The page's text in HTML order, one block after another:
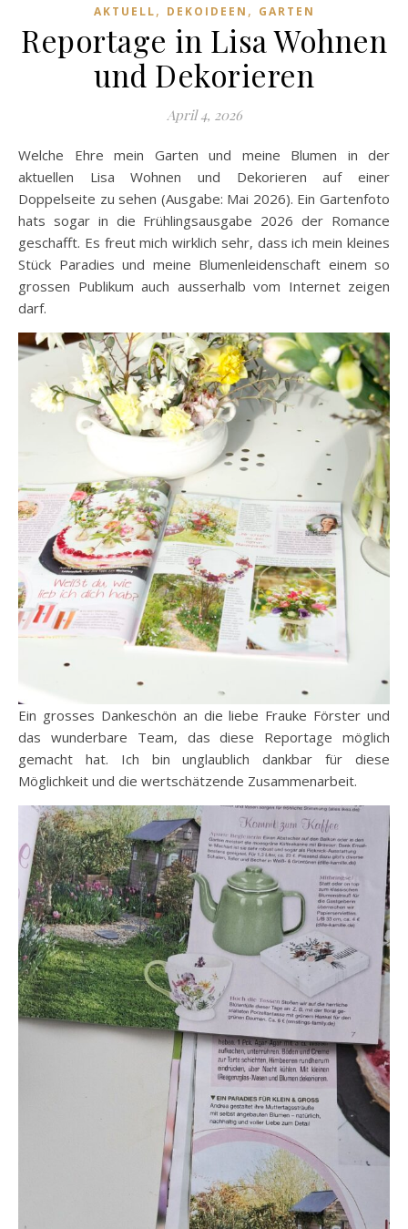
AKTUELL, DEKOIDEEN , GARTEN
Reportage in Lisa Wohnen
und Dekorieren
April 4, 2026
Welche Ehre mein Garten und meine Blumen in der
aktuellen Lisa Wohnen und Dekorieren auf einer
Doppelseite zu sehen (Ausgabe: Mai 2026). Ein Gartenfoto
hats sogar in die Frühlingsausgabe 2026 der Romance
geschafft. Es freut mich wirklich sehr, dass ich mein kleines
Stück Paradies und meine Blumenleidenschaft einem so
grossen Publikum auch ausserhalb vom Internet zeigen
darf.
Ein grosses Dankeschön an die liebe Frauke Förster und
das wunderbare Team, das diese Reportage möglich
gemacht hat. Ich bin unglaublich dankbar für diese
Möglichkeit und die wertschätzende Zusammenarbeit.